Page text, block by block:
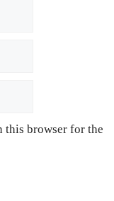
this browser for the